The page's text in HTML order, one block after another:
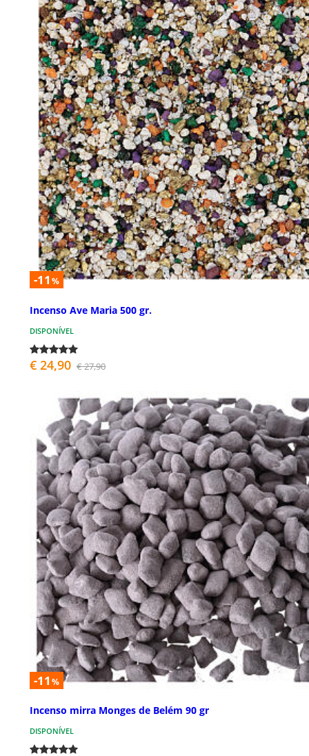
-11 %
Incenso Ave Maria 500 gr.
DISPONÍVEL
€ 24,90 € 27,90
-11 %
Incenso mirra Monges de Belém 90 gr
DISPONÍVEL